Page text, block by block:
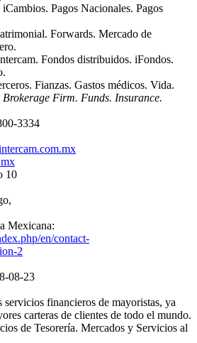
Pagos Nacionales. Pagos
Forwards. Mercado de
Fondos distribuidos. iFondos.
Fianzas. Gastos médicos. Vida.
Firm. Funds. Insurance.
3334
10
Mexicana:
en/contact-
2
08-23
servicios financieros de mayoristas, ya
carteras de clientes de todo el mundo.
de Tesorería. Mercados y Servicios al